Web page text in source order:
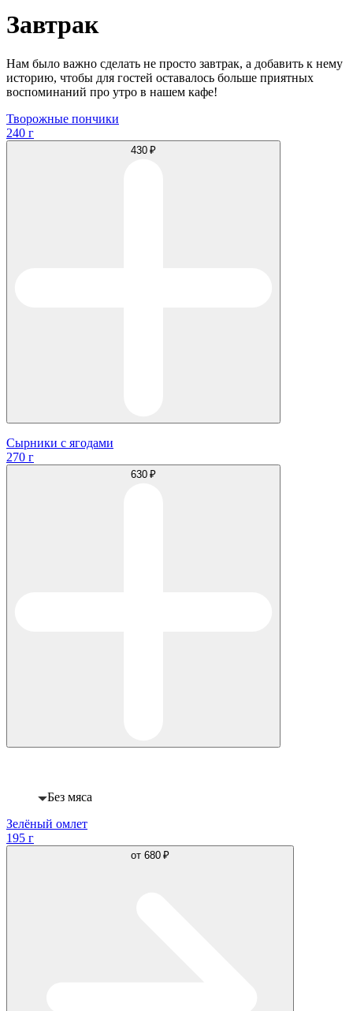
Завтрак
Нам было важно сделать не просто завтрак, а добавить к нему
историю, чтобы для гостей оставалось больше приятных
воспоминаний про утро в нашем кафе!
Творожные пончики
240 г
430 ₽
Сырники с ягодами
270 г
630 ₽
Без мяса
Зелёный омлет
195 г
от 680 ₽